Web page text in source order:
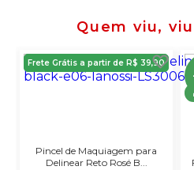
Quem viu,
Frete Grátis a partir de R$ 39,90
Pincel de Maquiagem para
Delinear Reto Rosé B...